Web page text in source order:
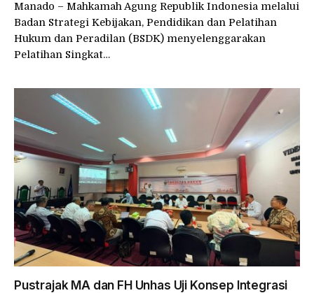
Manado – Mahkamah Agung Republik Indonesia melalui
Badan Strategi Kebijakan, Pendidikan dan Pelatihan
Hukum dan Peradilan (BSDK) menyelenggarakan
Pelatihan Singkat…
Pustrajak MA dan FH Unhas Uji Konsep Integrasi